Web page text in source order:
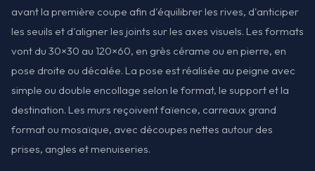
avant la première coupe afin d'équilibrer les rives, d'anticiper
les seuils et d'aligner les joints sur les axes visuels. Les formats
vont du 30×30 au 120×60, en grès cérame ou en pierre, en
pose droite ou décalée. La pose est réalisée au peigne avec
simple ou double encollage selon le format, le support et la
destination. Les murs reçoivent faïence, carreaux grand
format ou mosaïque, avec découpes nettes autour des
prises, angles et menuiseries.